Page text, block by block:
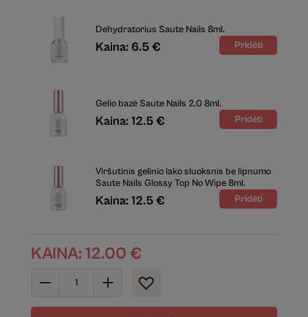
Dehydratorius Saute Nails 8ml.
Kaina: 6.5 €
Gelio bazė Saute Nails 2.0 8ml.
Kaina: 12.5 €
Viršutinis gelinio lako sluoksnis be lipnumo
Saute Nails Glossy Top No Wipe 8ml.
Kaina: 12.5 €
KAINA: 12.00 €